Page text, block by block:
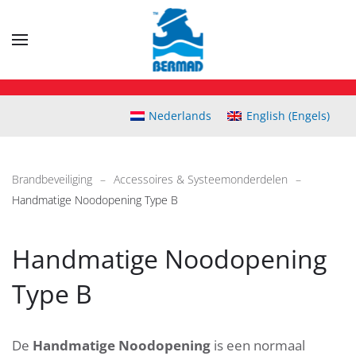
main
content
Nederlands English (Engels)
Brandbeveiliging
Accessoires & Systeemonderdelen
Handmatige Noodopening Type B
Handmatige Noodopening
Type B
De Handmatige Noodopening is een normaal